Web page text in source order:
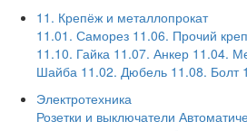
11. Крепёж и металлопрокат
11.01. Саморез 11.06. Прочий
11.10. Гайка 11.07. Анкер 11.04.
Шайба 11.02. Дюбель 11.08. Болт
Электротехника
Розетки и выключатели